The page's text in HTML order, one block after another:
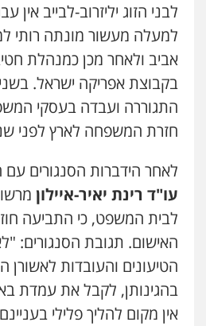
לבני הזוג יליזרוב-לבייב אין
למעלה מעשור מונתה רותי
אביב ולאחר מכן כמנהלת
בקבוצת אפריקה ישראל.
התגוררה ועבדה בעסקי
חזרת המשפחה לארץ לפני
לאחר הידברות הסנגורים
עו"ד רינת יאיר-איילון
לבית המשפט, כי התביעה
האישום. תגובת הסנגורים:
הטיעונים והעובדות לאשורן
בהגינותן, לקבל את עמדת
אין מקום להליך פלילי
עו"ד פיני פישלר
פלילי תעבורה
0505234000
משרד עורכי דין
פלילי אסירים
0547556464
עו"ד יוסי חמצני
צווארון לבן
מס הלבנת הון
0505471497
עו"ד משה פלמור
פלילי כלכלי
אסירים